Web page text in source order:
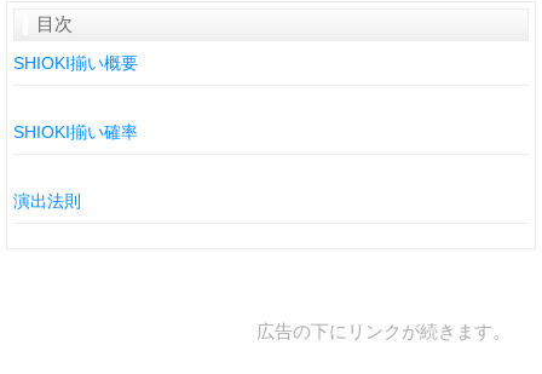
目次
SHIOKI揃い概要
SHIOKI揃い確率
演出法則
広告の下にリンクが続きます。